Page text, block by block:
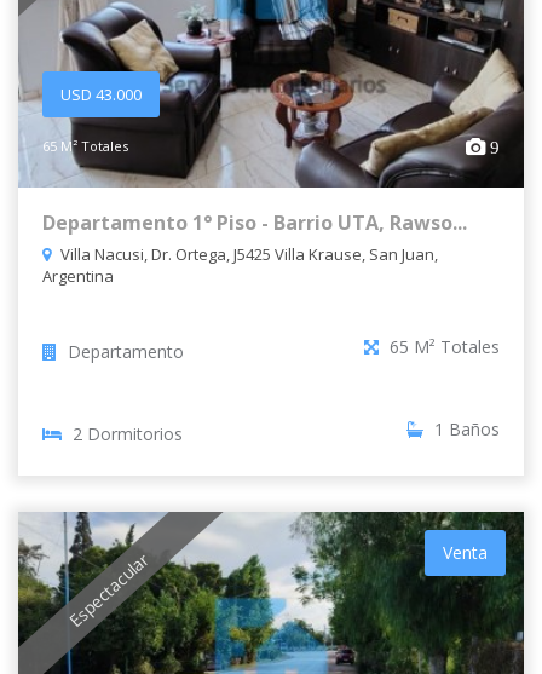
USD 43.000
65 M² Totales 9
Departamento 1° Piso - Barrio UTA, Rawso...
Villa Nacusi, Dr. Ortega, J5425 Villa Krause, San Juan,
Argentina
Departamento 65 M² Totales
2 Dormitorios 1 Baños
Espectacular Venta